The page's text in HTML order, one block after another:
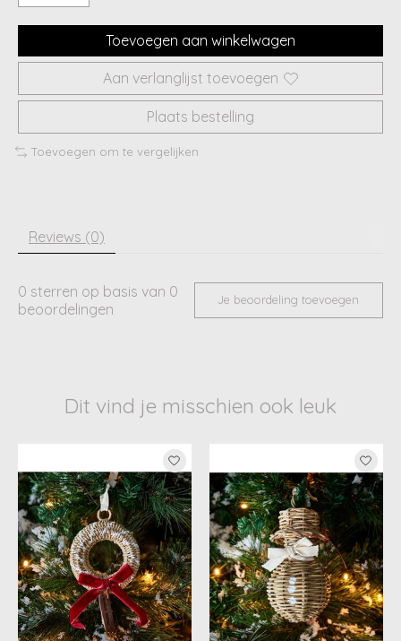
Toevoegen aan winkelwagen
Aan verlanglijst toevoegen
Plaats bestelling
Toevoegen om te vergelijken
Reviews (0)
0 sterren op basis van 0
beoordelingen
Je beoordeling toevoegen
Dit vind je misschien ook leuk
Items van productcarrousel